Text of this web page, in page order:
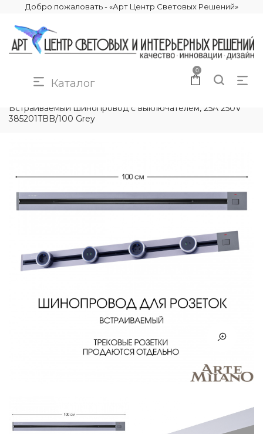
Добро пожаловать - «Арт Центр Световых Решений»
Каталог
0
Встраиваемый шинопровод с выключателем, 25A 250V
385201TBB/100 Grey